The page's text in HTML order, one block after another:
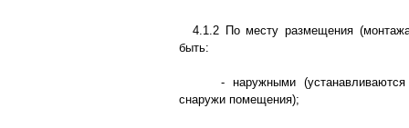
4.1.2 По месту размещения
быть:
- наружными (устанавливаются
снаружи помещения);